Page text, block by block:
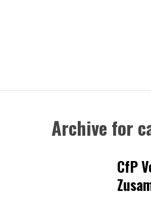
Archive for
CfP